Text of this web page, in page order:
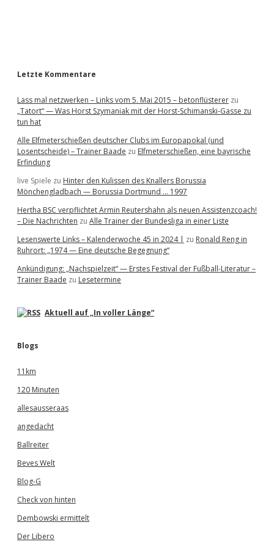
Letzte Kommentare
Lass mal netzwerken – Links vom 5. Mai 2015 – betonflüsterer zu
„Tatort“ — Was Horst Szymaniak mit der Horst-Schimanski-Gasse zu
tun hat
Alle Elfmeterschießen deutscher Clubs im Europapokal (und
Losentscheide) – Trainer Baade zu Elfmeterschießen, eine bayrische
Erfindung
live Spiele zu Hinter den Kulissen des Knallers Borussia
Mönchengladbach — Borussia Dortmund … 1997
Hertha BSC verpflichtet Armin Reutershahn als neuen Assistenzcoach!
– Die Nachrichten zu Alle Trainer der Bundesliga in einer Liste
Lesenswerte Links – Kalenderwoche 45 in 2024 | zu Ronald Reng in
Ruhrort: „1974 — Eine deutsche Begegnung“
Ankündigung: „Nachspielzeit“ — Erstes Festival der Fußball-Literatur –
Trainer Baade zu Lesetermine
Aktuell auf „In voller Länge“
Blogs
11km
120 Minuten
allesausseraas
angedacht
Ballreiter
Beves Welt
Blog-G
Check von hinten
Dembowski ermittelt
Der Libero